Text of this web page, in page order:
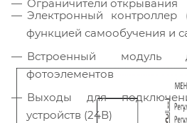
Ограничители открывания
Электронный контроллер
функцией самообучения и
Встроенный модуль
фотоэлементов
Выходы для
устройств (24В)